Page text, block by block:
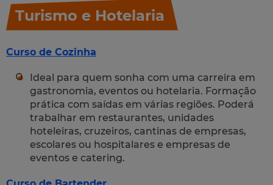
Turismo e Hotelaria
Curso de Cozinha
Ideal para quem sonha com uma carreira em
gastronomia, eventos ou hotelaria. Formação
prática com saídas em várias regiões. Poderá
trabalhar em restaurantes, unidades
hoteleiras, cruzeiros, cantinas de empresas,
escolares ou hospitalares e empresas de
eventos e catering.